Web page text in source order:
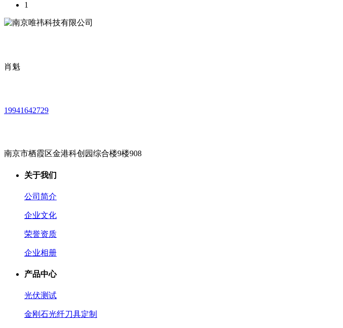
1
肖魁
19941642729
南京市栖霞区金港科创园综合楼9楼908
关于我们
公司简介
企业文化
荣誉资质
企业相册
产品中心
光伏测试
金刚石光纤刀具定制